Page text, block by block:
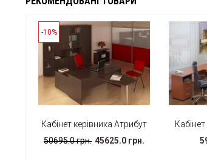
-10%
Кабінет керівника Атрибут
50695.0 грн. 45625.0 грн.